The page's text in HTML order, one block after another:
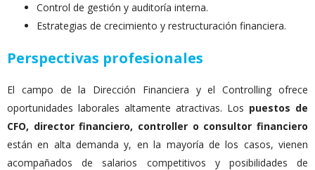
Control de gestión y auditoría interna.
Estrategias de crecimiento y restructuración financiera.
Perspectivas profesionales
El campo de la Dirección Financiera y el Controlling ofrece
oportunidades laborales altamente atractivas. Los puestos de
CFO, director financiero, controller o consultor financiero
están en alta demanda y, en la mayoría de los casos, vienen
acompañados de salarios competitivos y posibilidades de